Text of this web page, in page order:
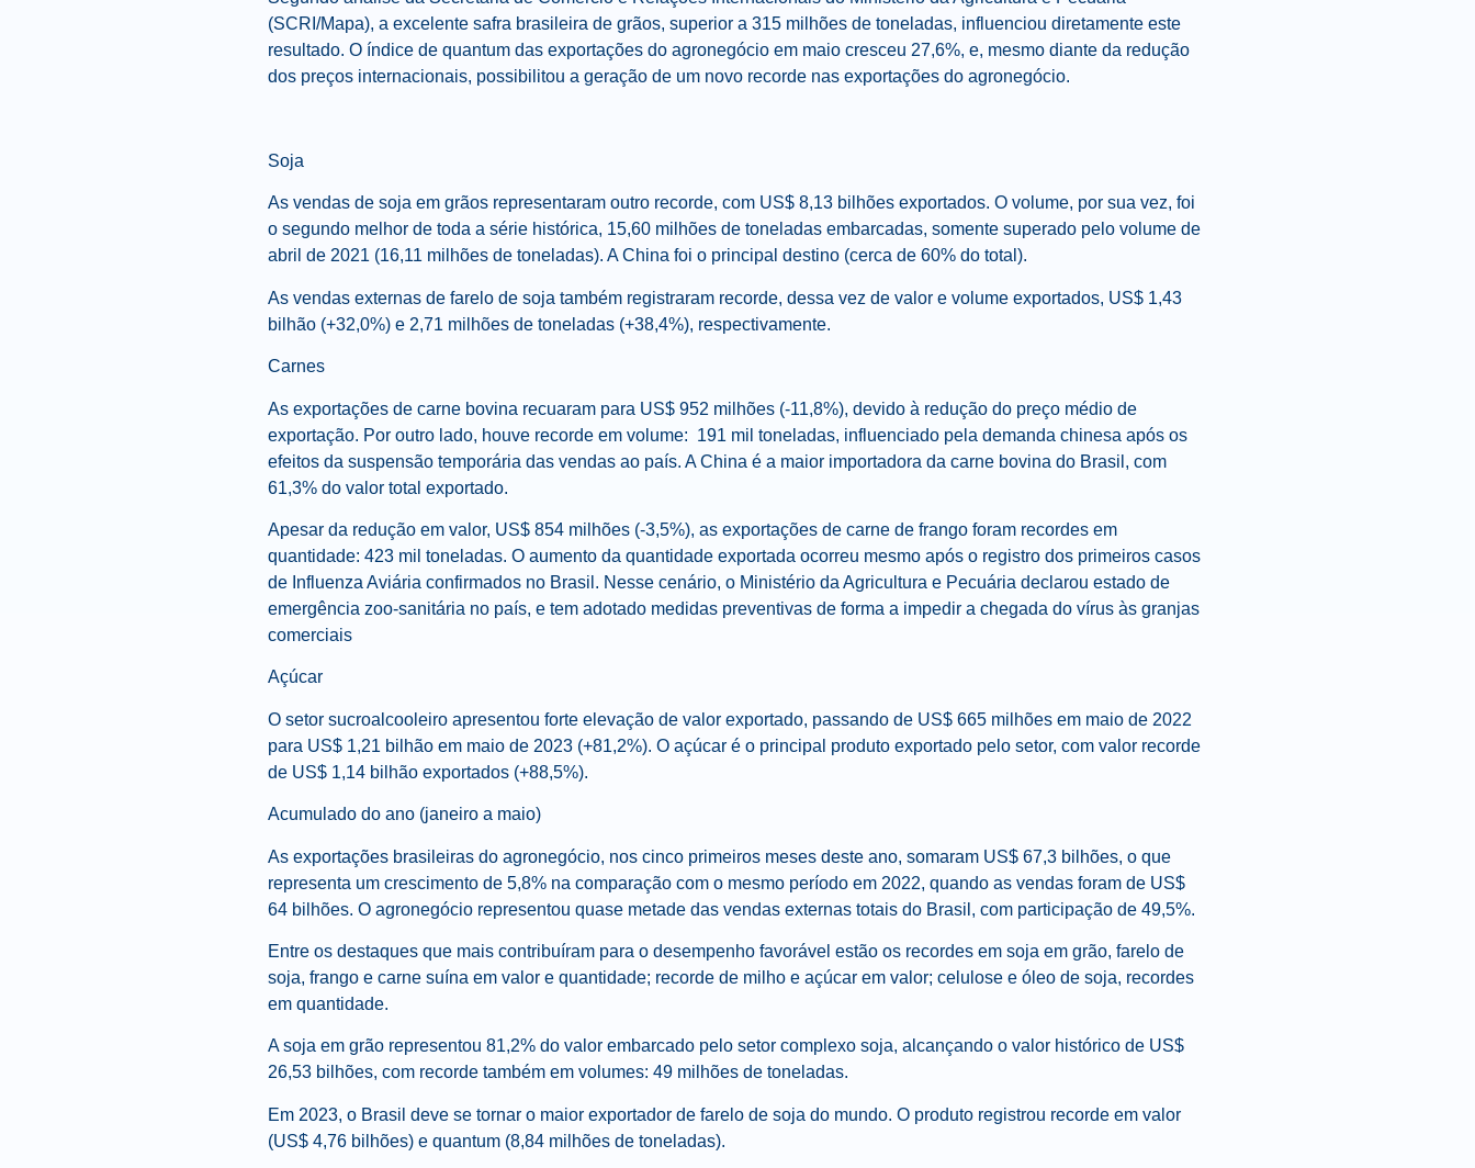
(SCRI/Mapa), a excelente safra brasileira de grãos, superior a 315 milhões de toneladas, influenciou diretamente este
resultado. O índice de quantum das exportações do agronegócio em maio cresceu 27,6%, e, mesmo diante da redução
dos preços internacionais, possibilitou a geração de um novo recorde nas exportações do agronegócio.
Soja
As vendas de soja em grãos representaram outro recorde, com US$ 8,13 bilhões exportados. O volume, por sua vez, foi
o segundo melhor de toda a série histórica, 15,60 milhões de toneladas embarcadas, somente superado pelo volume de
abril de 2021 (16,11 milhões de toneladas). A China foi o principal destino (cerca de 60% do total).
As vendas externas de farelo de soja também registraram recorde, dessa vez de valor e volume exportados, US$ 1,43
bilhão (+32,0%) e 2,71 milhões de toneladas (+38,4%), respectivamente.
Carnes
As exportações de carne bovina recuaram para US$ 952 milhões (-11,8%), devido à redução do preço médio de
exportação. Por outro lado, houve recorde em volume: 191 mil toneladas, influenciado pela demanda chinesa após os
efeitos da suspensão temporária das vendas ao país. A China é a maior importadora da carne bovina do Brasil, com
61,3% do valor total exportado.
Apesar da redução em valor, US$ 854 milhões (-3,5%), as exportações de carne de frango foram recordes em
quantidade: 423 mil toneladas. O aumento da quantidade exportada ocorreu mesmo após o registro dos primeiros casos
de Influenza Aviária confirmados no Brasil. Nesse cenário, o Ministério da Agricultura e Pecuária declarou estado de
emergência zoo-sanitária no país, e tem adotado medidas preventivas de forma a impedir a chegada do vírus às granjas
comerciais
Açúcar
O setor sucroalcooleiro apresentou forte elevação de valor exportado, passando de US$ 665 milhões em maio de 2022
para US$ 1,21 bilhão em maio de 2023 (+81,2%). O açúcar é o principal produto exportado pelo setor, com valor recorde
de US$ 1,14 bilhão exportados (+88,5%).
Acumulado do ano (janeiro a maio)
As exportações brasileiras do agronegócio, nos cinco primeiros meses deste ano, somaram US$ 67,3 bilhões, o que
representa um crescimento de 5,8% na comparação com o mesmo período em 2022, quando as vendas foram de US$
64 bilhões. O agronegócio representou quase metade das vendas externas totais do Brasil, com participação de 49,5%.
Entre os destaques que mais contribuíram para o desempenho favorável estão os recordes em soja em grão, farelo de
soja, frango e carne suína em valor e quantidade; recorde de milho e açúcar em valor; celulose e óleo de soja, recordes
em quantidade.
A soja em grão representou 81,2% do valor embarcado pelo setor complexo soja, alcançando o valor histórico de US$
26,53 bilhões, com recorde também em volumes: 49 milhões de toneladas.
Em 2023, o Brasil deve se tornar o maior exportador de farelo de soja do mundo. O produto registrou recorde em valor
(US$ 4,76 bilhões) e quantum (8,84 milhões de toneladas).